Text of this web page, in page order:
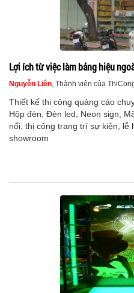
Lợi ích từ việc làm bảng hiệu
Nguyễn Liên, Thành viên của
Thiết kế thi công quảng cáo
Hộp đèn, Đèn led, Neon sign,
nổi, thi công trang trí sự kiện, lễ
showroom